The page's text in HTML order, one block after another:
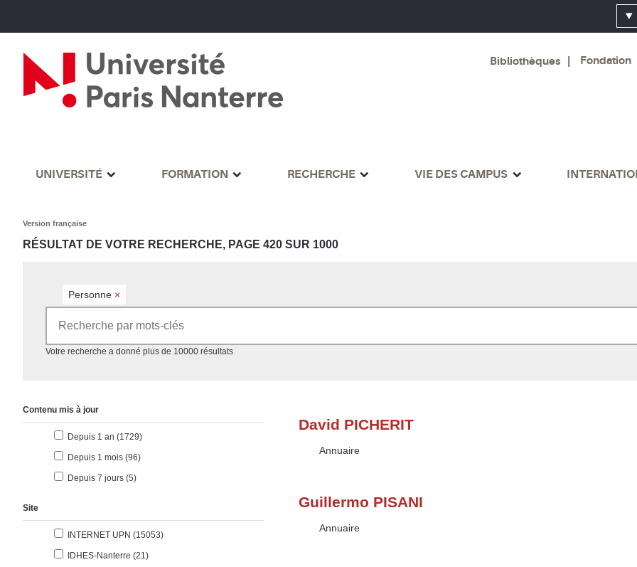
Bibliothèques Fondation
UNIVERSITÉ FORMATION RECHERCHE VIE DES CAMPUS
Version française
RÉSULTAT DE VOTRE RECHERCHE, PAGE 420 SUR 1000
Personne ×
Votre recherche a donné plus de 10000 résultatsAccéder aux résultats
Contenu mis à jour
Depuis 1 an (1729résultats
)
Depuis 1 mois (96résultats
)
Depuis 7 jours (5résultats
)
Site
INTERNET UPN (15053résultats
)
IDHES-Nanterre (21résultats
)
David PICHERIT
Type :
Annuaire
Guillermo PISANI
Type :
Annuaire